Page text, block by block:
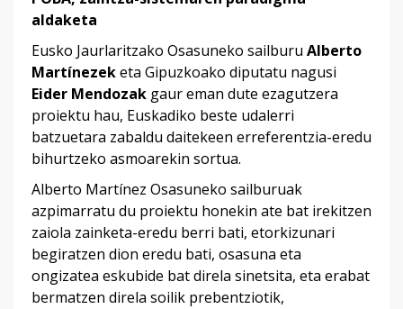
aldaketa
Eusko Jaurlaritzako Osasuneko sailburu Alberto
Martínezeketa Gipuzkoako diputatu nagusi
Eider Mendozak gaur eman dute ezagutzera
proiektu hau, Euskadiko beste udalerri
batzuetara zabaldu daitekeen erreferentzia-eredu
bihurtzeko asmoarekin sortua.
Alberto Martínez Osasuneko sailburuak
azpimarratu du proiektu honekin ate bat irekitzen
zaiola zainketa-eredu berri bati, etorkizunari
begiratzen dion eredu bati, osasuna eta
ongizatea eskubide bat direla sinetsita, eta erabat
bermatzen direla soilik prebentziotik,